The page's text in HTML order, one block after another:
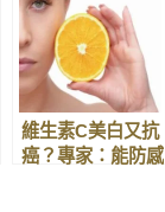
維生素C美白又抗
癌？專家：能防感